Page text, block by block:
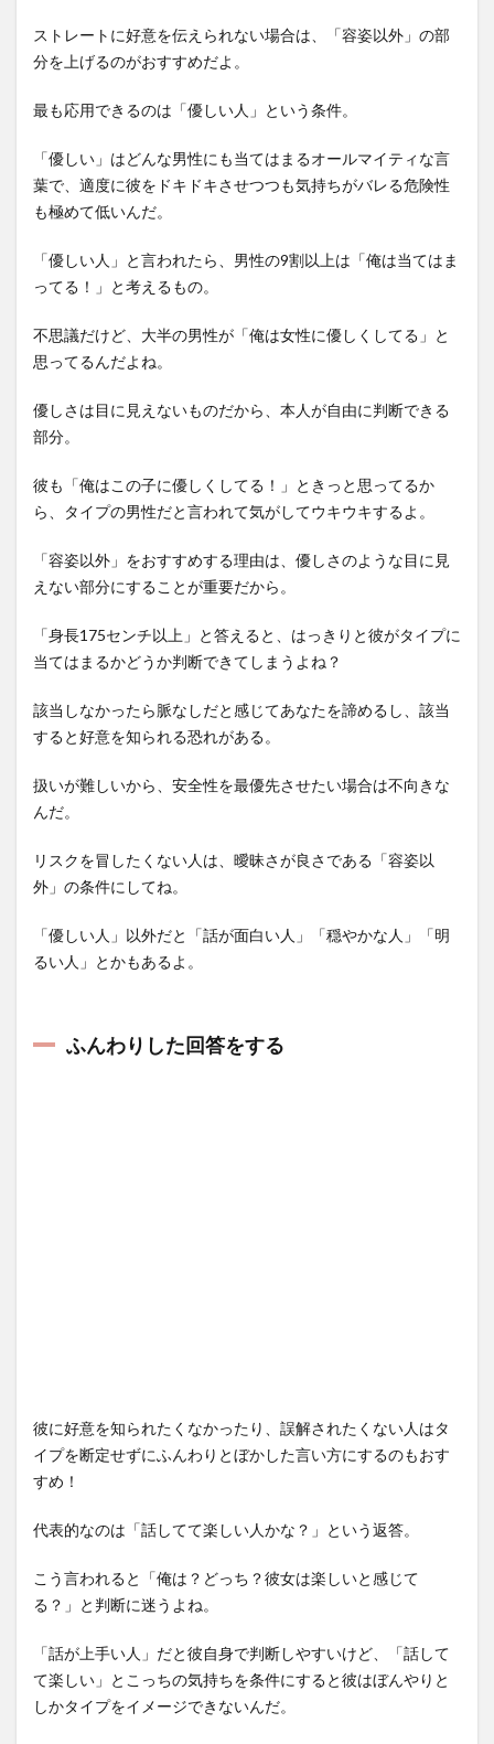
ストレートに好意を伝えられない場合は、「容姿以外」の部
分を上げるのがおすすめだよ。
最も応用できるのは「優しい人」という条件。
「優しい」はどんな男性にも当てはまるオールマイティな言
葉で、適度に彼をドキドキさせつつも気持ちがバレる危険性
も極めて低いんだ。
「優しい人」と言われたら、男性の9割以上は「俺は当てはま
ってる！」と考えるもの。
不思議だけど、大半の男性が「俺は女性に優しくしてる」と
思ってるんだよね。
優しさは目に見えないものだから、本人が自由に判断できる
部分。
彼も「俺はこの子に優しくしてる！」ときっと思ってるか
ら、タイプの男性だと言われて気がしてウキウキするよ。
「容姿以外」をおすすめする理由は、優しさのような目に見
えない部分にすることが重要だから。
「身長175センチ以上」と答えると、はっきりと彼がタイプに
当てはまるかどうか判断できてしまうよね？
該当しなかったら脈なしだと感じてあなたを諦めるし、該当
すると好意を知られる恐れがある。
扱いが難しいから、安全性を最優先させたい場合は不向きな
んだ。
リスクを冒したくない人は、曖昧さが良さである「容姿以
外」の条件にしてね。
「優しい人」以外だと「話が面白い人」「穏やかな人」「明
るい人」とかもあるよ。
ふんわりした回答をする
彼に好意を知られたくなかったり、誤解されたくない人はタ
イプを断定せずにふんわりとぼかした言い方にするのもおす
すめ！
代表的なのは「話してて楽しい人かな？」という返答。
こう言われると「俺は？どっち？彼女は楽しいと感じて
る？」と判断に迷うよね。
「話が上手い人」だと彼自身で判断しやすいけど、「話して
て楽しい」とこっちの気持ちを条件にすると彼はぼんやりと
しかタイプをイメージできないんだ。